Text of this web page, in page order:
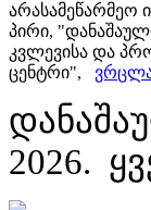
არასამეწარმეო
პირი,
კვლევისა და
ცენტრი",
2026.